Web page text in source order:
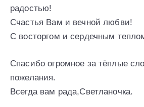
радостью!
Счастья Вам и вечной любви!
С восторгом и сердечным
Спасибо огромное за тёплые
пожелания.
Всегда вам рада,Светланочка.